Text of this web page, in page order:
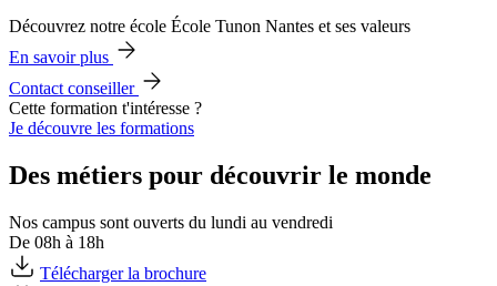
Découvrez notre école École Tunon Nantes et ses valeurs
En savoir plus
Contact conseiller
Cette formation t'intéresse ?
Je découvre les formations
Des métiers pour découvrir le monde
Nos campus sont ouverts du lundi au vendredi
De 08h à 18h
Télécharger la brochure